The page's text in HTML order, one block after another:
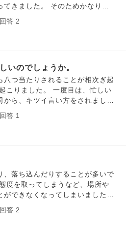
きました。 そのためかなり自
が頻発する職種についているた
す。 特に、自分の思うようにな
を取り繕っているために、出会
て行けます。 ただ、他人
してしまいます。そのせいで、
、パニックになっていた友人を
た為です。友人が優しかったの
る関係が良い(私はよく友人に
うけど、それは貴方が言いたい
良い人間でいて欲しいだけでし
、その通りだと思います。 冷
してよ！のような他人に寄り添え
回答 2
いのでしょうか。
八つ当たりされることが相次ぎ起
こりました。 一度目は、忙しい
から、キツイ言い方をされまし
事が色々あるようで、話を聞い
なるかと思い、話を聞いていまし
からないことがあるので教えて
で教えていました。その人は元か
関係が上手くいっていないよう
多くなっていたのですが、仕事
たり、冷たい対応をされました。
回答 1
、落ち込んだりすることが多いで
できなくなってしまいました。
仕方ありません。会社に行きたく
。誰も自分の味方なんていないよ
回答 2